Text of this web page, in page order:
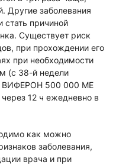
Другие заболевания
стать причиной
Существует риск
при прохождении его
при необходимости
(с 38-й недели
ВИФЕРОН 500 000 МЕ
12 ч ежедневно в
как можно
заболевания,
врача и при